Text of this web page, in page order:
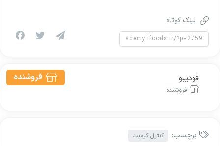
لینک کوتاه
فروشنده فودیبو
فروشنده
برچسب: کنترل کیفیت